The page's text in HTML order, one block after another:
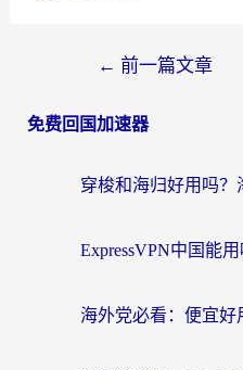
← 前一篇文章
免费回国加速器